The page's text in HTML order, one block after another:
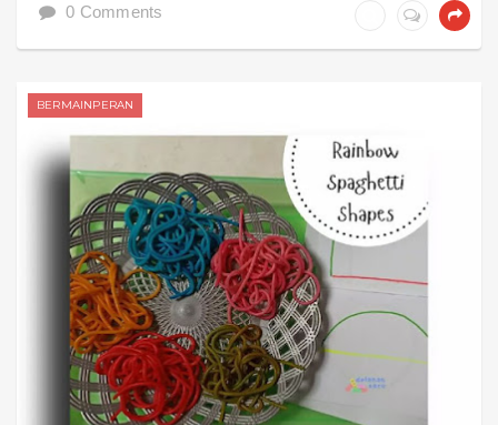
0 Comments
BERMAINPERAN